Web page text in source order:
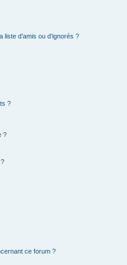
d’amis ou d’ignorés ?
?
?
ce forum ?